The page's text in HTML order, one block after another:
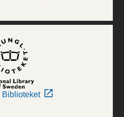
Biblioteket